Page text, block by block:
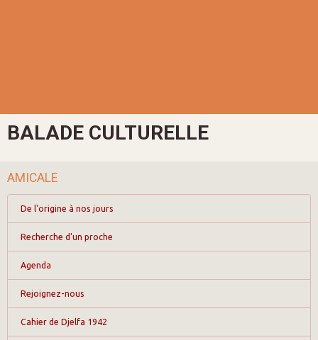
BALADE CULTURELLE
AMICALE
De l'origine à nos jours
Recherche d'un proche
Agenda
Rejoignez-nous
Cahier de Djelfa 1942